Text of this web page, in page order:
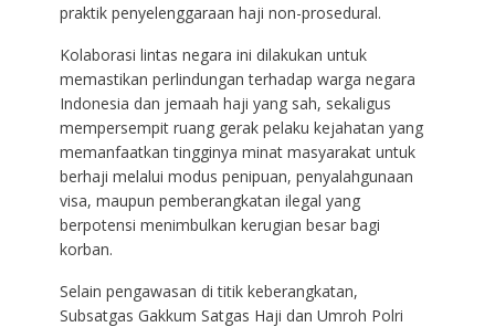
praktik penyelenggaraan haji non-prosedural.
Kolaborasi lintas negara ini dilakukan untuk
memastikan perlindungan terhadap warga negara
Indonesia dan jemaah haji yang sah, sekaligus
mempersempit ruang gerak pelaku kejahatan yang
memanfaatkan tingginya minat masyarakat untuk
berhaji melalui modus penipuan, penyalahgunaan
visa, maupun pemberangkatan ilegal yang
berpotensi menimbulkan kerugian besar bagi
korban.
Selain pengawasan di titik keberangkatan,
Subsatgas Gakkum Satgas Haji dan Umroh Polri